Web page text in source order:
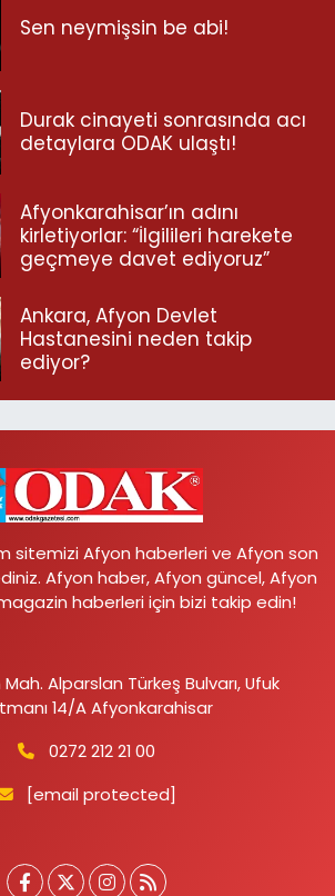
Sen neymişsin be abi!
Durak cinayeti sonrasında acı
detaylara ODAK ulaştı!
Afyonkarahisar’ın adını
kirletiyorlar: “İlgilileri harekete
geçmeye davet ediyoruz”
Ankara, Afyon Devlet
Hastanesini neden takip
ediyor?
sitemizi Afyon haberleri ve Afyon son
Afyon haber, Afyon güncel, Afyon
haberleri için bizi takip edin!
Alparslan Türkeş Bulvarı, Ufuk
14/A Afyonkarahisar
0272 212 21 00
[email protected]